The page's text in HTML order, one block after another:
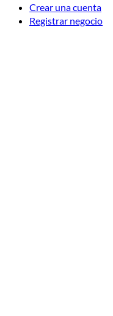
Crear una cuenta
Registrar negocio